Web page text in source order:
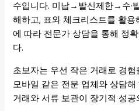
수입니다. 미납→발신제한→수·
해하고, 표와 체크리스트를 활
에 따라 전문가 상담을 통해 정
다.
초보자는 우선 작은 거래로 경
모바일 같은 전문 업체와 상담
거래와 서류 보관이 장기적 성공